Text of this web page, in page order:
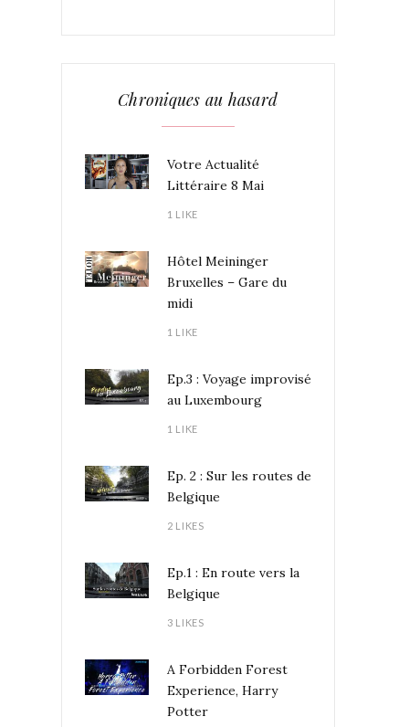
Chroniques au hasard
Votre Actualité
Littéraire 8 Mai
1 LIKE
Hôtel Meininger
Bruxelles – Gare du
midi
1 LIKE
Ep.3 : Voyage improvisé
au Luxembourg
1 LIKE
Ep. 2 : Sur les routes de
Belgique
2 LIKES
Ep.1 : En route vers la
Belgique
3 LIKES
A Forbidden Forest
Experience, Harry
Potter